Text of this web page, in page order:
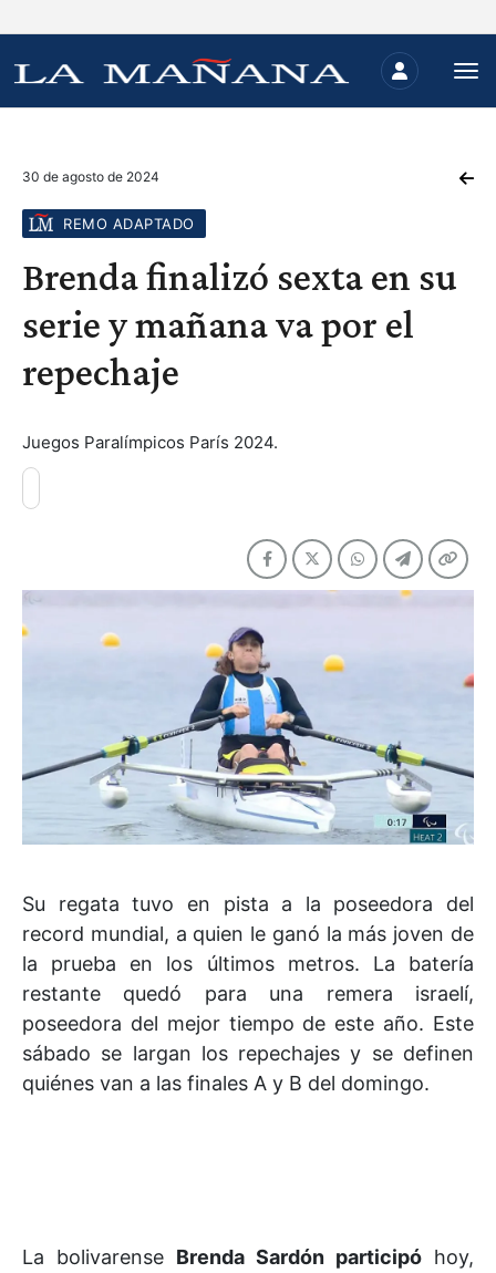
30 de agosto de 2024
REMO ADAPTADO
Brenda finalizó sexta en su
serie y mañana va por el
repechaje
Juegos Paralímpicos París 2024.
Su regata tuvo en pista a la poseedora del
record mundial, a quien le ganó la más joven de
la prueba en los últimos metros. La batería
restante quedó para una remera israelí,
poseedora del mejor tiempo de este año. Este
sábado se largan los repechajes y se definen
quiénes van a las finales A y B del domingo.
La bolivarense Brenda Sardón participó hoy,